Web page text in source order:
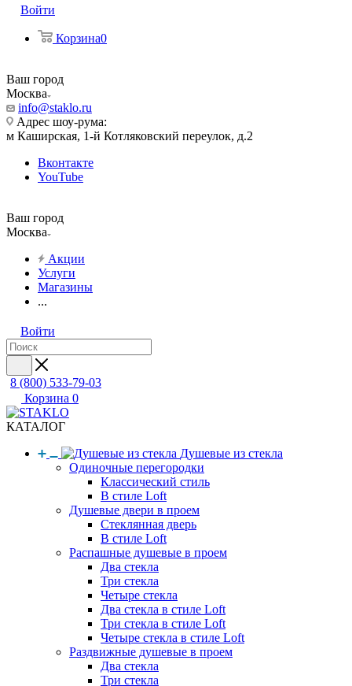
Войти
Корзина0
Ваш город
Москва
info@staklo.ru
Адрес шоу-рума:
м Каширская, 1-й Котляковский переулок, д.2
Вконтакте
YouTube
Ваш город
Москва
Акции
Услуги
Магазины
...
Войти
8 (800) 533-79-03
Корзина 0
КАТАЛОГ
Душевые из стекла
Одиночные перегородки
Классический стиль
В стиле Loft
Душевые двери в проем
Стеклянная дверь
В стиле Loft
Распашные душевые в проем
Два стекла
Три стекла
Четыре стекла
Два стекла в стиле Loft
Три стекла в стиле Loft
Четыре стекла в стиле Loft
Раздвижные душевые в проем
Два стекла
Три стекла